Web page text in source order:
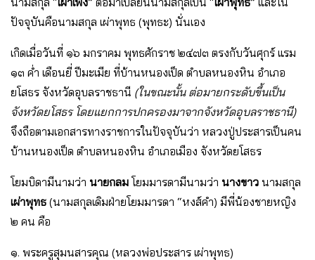
ปัจจุบันคือนามสกุล เผ่าพุทธ (พุทธะ) นั่นเอง
เกิดเมื่อวันที่ ๑๖ มกราคม พุทธศักราช ๒๔๗๓ ตรงกับวันศุกร์ แรม
๑๓ ค่ำ เดือนยี่ ปีมะเมีย ที่บ้านหนองเป็ด ตำบลหนองหิน อำเภอ
ยโสธร จังหวัดอุบลราชธานี (ในขณะนั้น ต่อมายกระดับขึ้นเป็น
จังหวัดยโสธร โดยแยกการปกครองมาจากจังหวัดอุบลราชธานี)
จึงถือตามเอกสารทางราชการในปัจจุบันว่า หลวงปู่ประสารเป็นคน
บ้านหนองเป็ด ตำบลหนองหิน อำเภอเมือง จังหวัดยโสธร
โยมบิดามีนามว่า นายกลม โยมมารดามีนามว่า นางขาว นามสกุล
เผ่าพุทธ (นามสกุลเดิมฝ่ายโยมมารดา “หงส์คำ) มีพี่น้องชายหญิง
๒ คน คือ
๑. พระครูสุมนสารคุณ (หลวงพ่อประสาร เผ่าพุทธ)